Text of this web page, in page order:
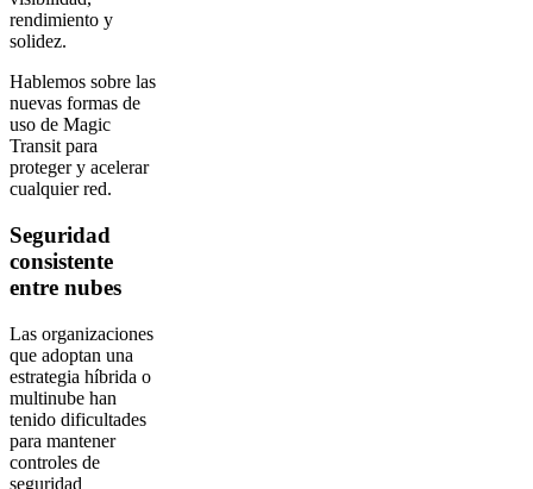
rendimiento y
solidez.
Hablemos sobre las
nuevas formas de
uso de Magic
Transit para
proteger y acelerar
cualquier red.
Seguridad
consistente
entre nubes
Las organizaciones
que adoptan una
estrategia híbrida o
multinube han
tenido dificultades
para mantener
controles de
seguridad